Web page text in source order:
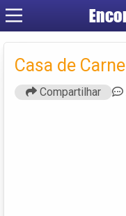
Casa de
Compartilhar